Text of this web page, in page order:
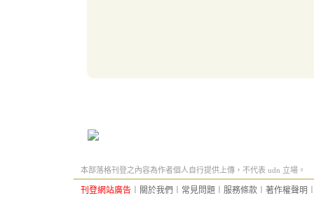
本部落格刊登之內容為作者個人自行提供上傳，不代表 udn 立場。
刊登網站廣告 關於我們 常見問題 服務條款 著作權聲明